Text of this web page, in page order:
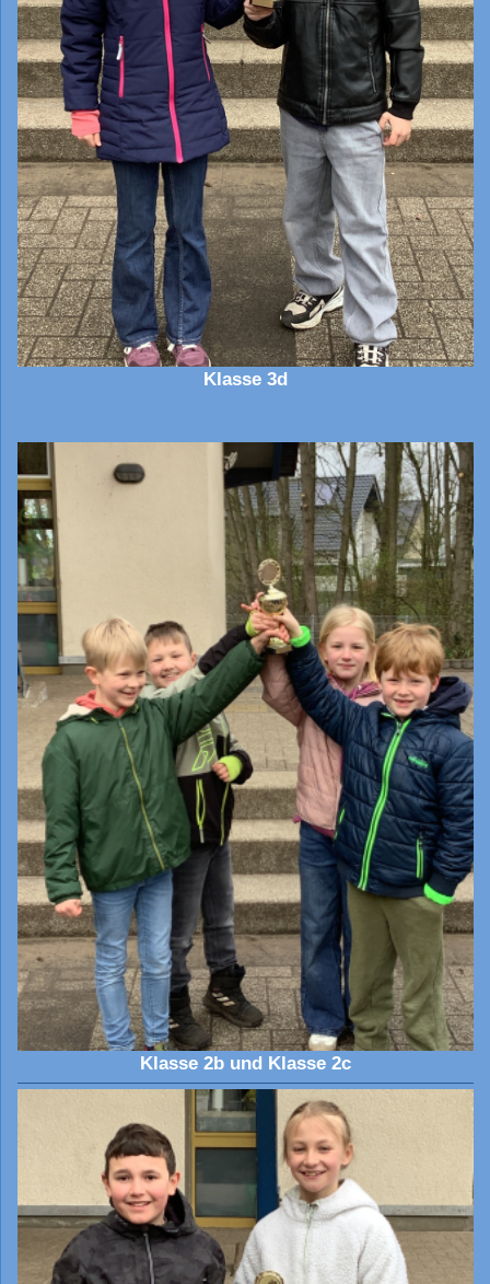
Klasse 3d
Klasse 2b und Klasse 2c